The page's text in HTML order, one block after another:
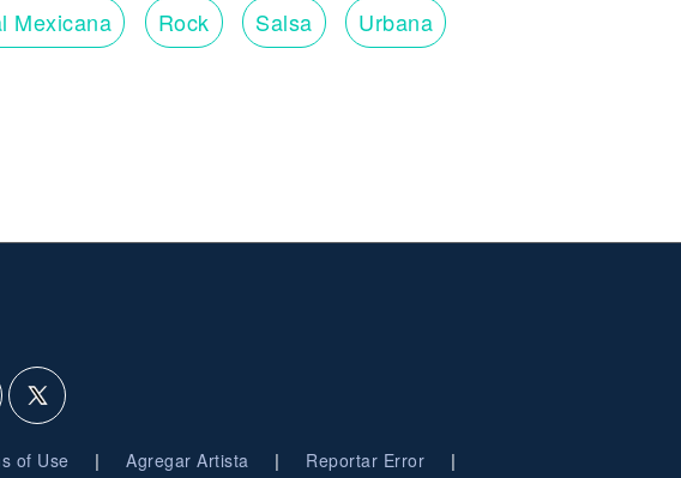
Mexicana Rock Salsa Urbana
of Use | Agregar Artista | Reportar Error |